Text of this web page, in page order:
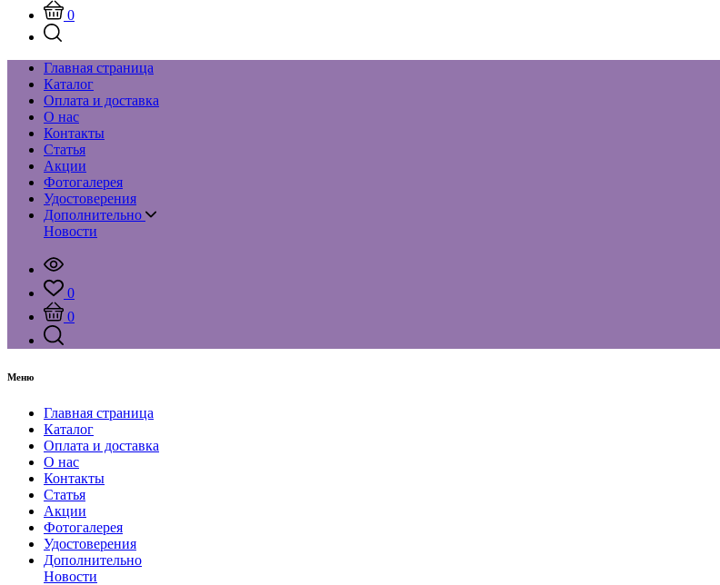
0
Главная страница
Каталог
Оплата и доставка
О нас
Контакты
Статья
Акции
Фотогалерея
Удостоверения
Дополнительно
Новости
0
0
Меню
Главная страница
Каталог
Оплата и доставка
О нас
Контакты
Статья
Акции
Фотогалерея
Удостоверения
Дополнительно
Новости